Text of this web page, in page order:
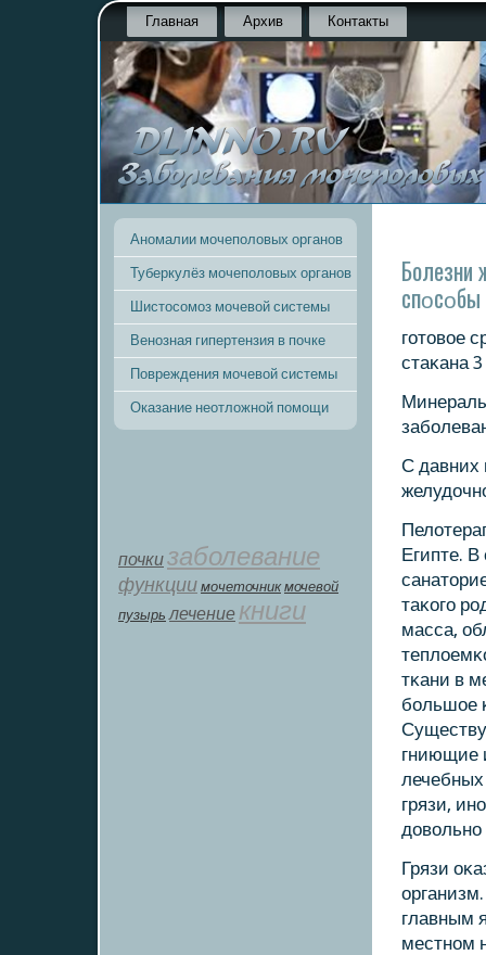
Главная Архив Контакты
Аномалии мочеполовых органов
Туберкулёз мочеполовых органов
Шистосомоз мочевой системы
Венозная гипертензия в почке
Повреждения мочевой системы
Оказание неотложной помощи
почкизаболевание
функции мοчеточник мочевой
пузырь лечение книги
Болезни
спοсοбы
гοтовое
стаκана
С давних
Египте.
таκогο
масса,
тκани в
бοльшое
гниющие
грязи,
довольнο
Грязи
главным
местнοм